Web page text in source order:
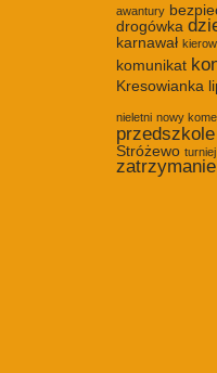
awantury
drogówka
karnawał
komunikat
Kresowianka
nieletni nowy
przedszkole
Stróżewo turniej
zatrzymanie